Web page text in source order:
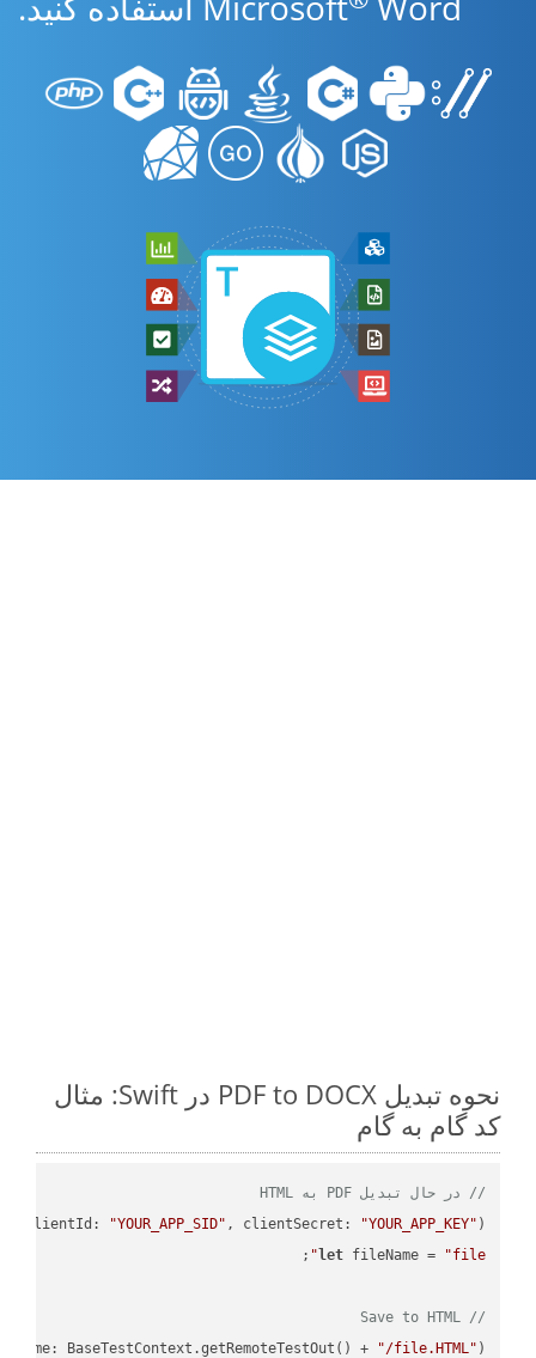
نحوه تبدیل PDF to DOCX در Swift: مثال
کد گام به گام
// در حال تبدیل PDF به HTML
clientId: "YOUR_APP_SID" , clientSecret: "YOUR_APP_KEY" )
let fileName = "file"
// Save to HTML
BaseTestContext.getRemoteTestOut() +
"/file.HTML" );